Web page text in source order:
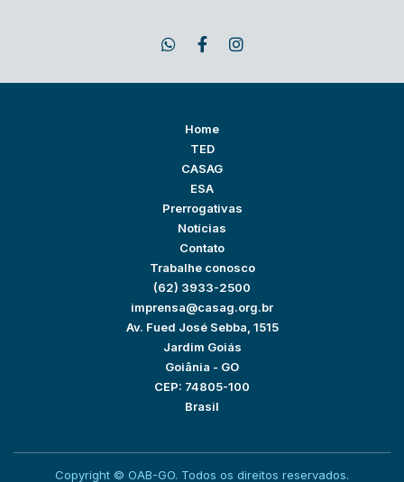
Home
TED
CASAG
ESA
Prerrogativas
Notícias
Contato
Trabalhe conosco
(62) 3933-2500
imprensa@casag.org.br
Av. Fued José Sebba, 1515
Jardim Goiás
Goiânia - GO
CEP: 74805-100
Brasil
Copyright © OAB-GO. Todos os direitos reservados.